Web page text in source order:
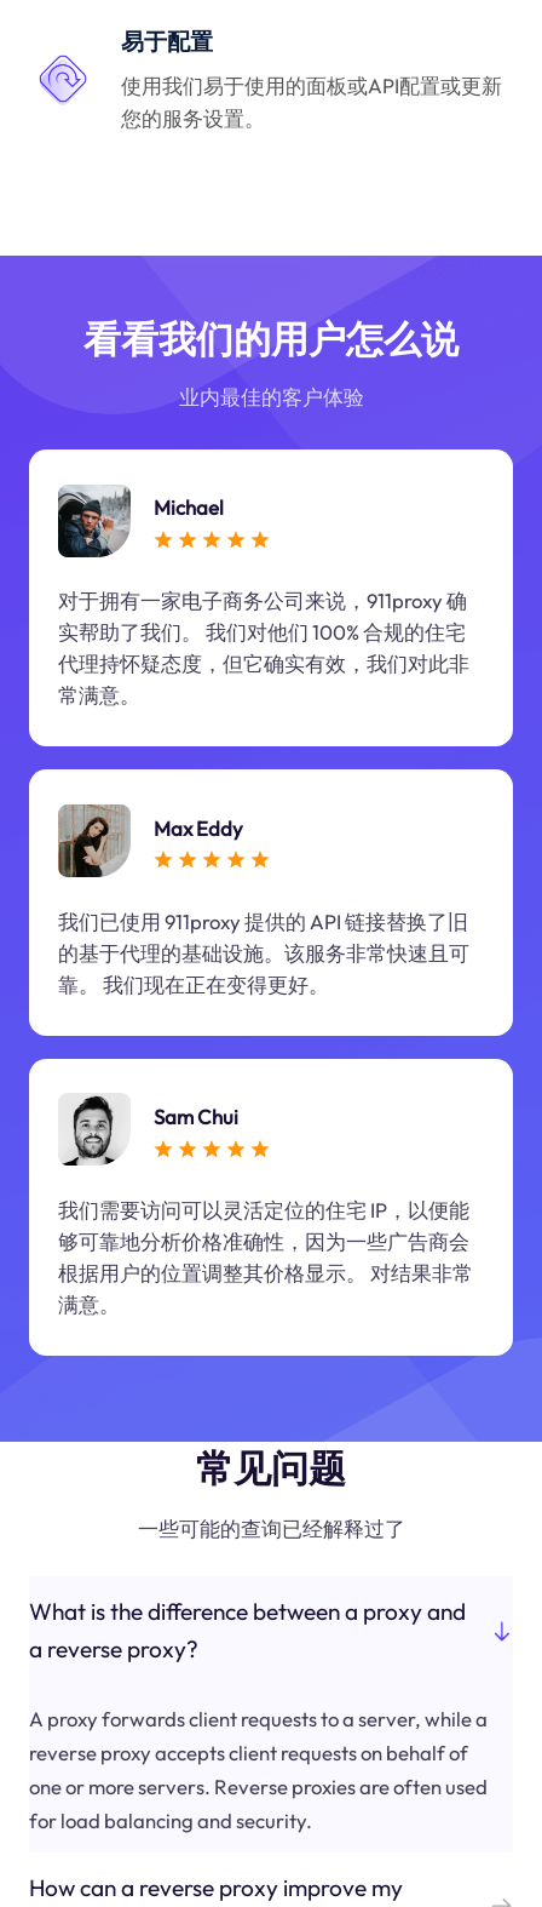
易于配置
使用我们易于使用的面板或API配置或更新
您的服务设置。
看看我们的用户怎么说
业内最佳的客户体验
Michael
对于拥有一家电子商务公司来说，911proxy 确
实帮助了我们。 我们对他们 100% 合规的住宅
代理持怀疑态度，但它确实有效，我们对此非
常满意。
Max Eddy
我们已使用 911proxy 提供的 API 链接替换了旧
的基于代理的基础设施。该服务非常快速且可
靠。 我们现在正在变得更好。
Sam Chui
我们需要访问可以灵活定位的住宅 IP，以便能
够可靠地分析价格准确性，因为一些广告商会
根据用户的位置调整其价格显示。 对结果非常
满意。
常见问题
一些可能的查询已经解释过了
What is the difference between a proxy and
a reverse proxy?
A proxy forwards client requests to a server, while a
reverse proxy accepts client requests on behalf of
one or more servers. Reverse proxies are often used
for load balancing and security.
How can a reverse proxy improve my